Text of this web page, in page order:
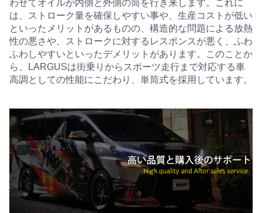
わせてオイルが内側と外側の筒を行き来します。これに
は、ストローク量を確保しやすい事や、生産コストが低い
といったメリットがあるものの、構造的な問題による放熱
性の悪さや、ストロークに対するレスポンスが悪く、ふわ
ふわしやすいといったデメリットがあります。このことか
ら、LARGUSは街乗りからスポーツ走行まで対応する車
高調としての性能にこだわり、単筒式を採用しています。